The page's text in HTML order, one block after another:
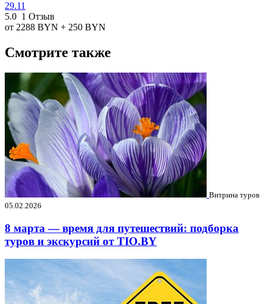
29.11
5.0 1 Отзыв
от 2288 BYN + 250 BYN
Смотрите также
Витрина туров
05.02.2026
8 марта — время для путешествий: подборка
туров и экскурсий от TIO.BY